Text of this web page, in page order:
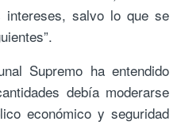
salvo lo que se
Supremo ha entendido
debía moderarse
económico y seguridad